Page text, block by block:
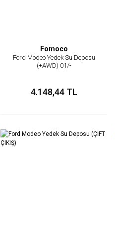
Fomoco
Ford Modeo Yedek Su Deposu
(+AWD) 01/-
4.148,44 TL